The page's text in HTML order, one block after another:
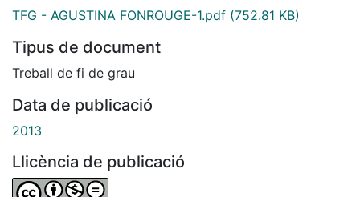
TFG - AGUSTINA FONROUGE-1.pdf (752.81 KB)
Tipus de document
Treball de fi de grau
Data de publicació
2013
Llicència de publicació